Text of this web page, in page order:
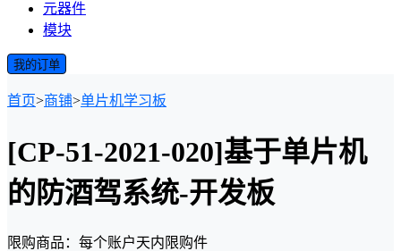
元器件
模块
我的订单
首页>商铺>单片机学习板
[CP-51-2021-020]基于单片机
的防酒驾系统-开发板
限购商品：每个账户天内 限购件